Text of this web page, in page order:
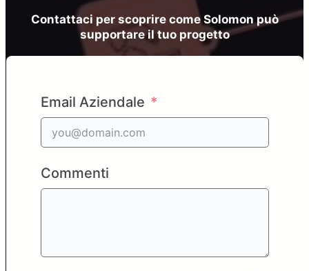
Contattaci per scoprire come Solomon può
supportare il tuo progetto
Email Aziendale
Commenti